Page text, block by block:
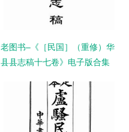
老图书–《［民国］（重修）华
县县志稿十七卷》电子版合集